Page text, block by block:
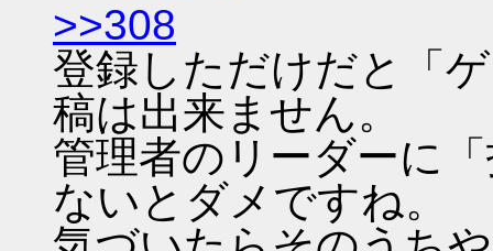
>>308
登録しただけだと「
稿は出来ません。
管理者のリーダーに
ないとダメですね。